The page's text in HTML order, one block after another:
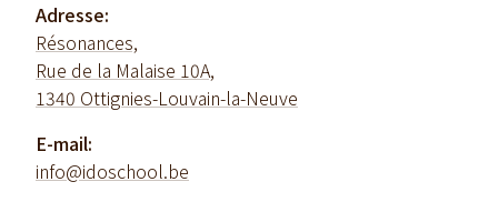
Adresse:
Résonances,
Rue de la Malaise 10A,
1340 Ottignies-Louvain-la-Neuve
E-mail:
info@idoschool.be